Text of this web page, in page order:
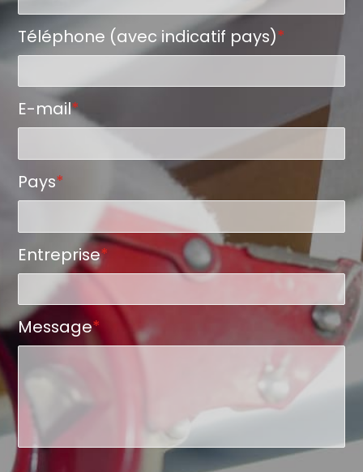
Téléphone (avec indicatif pays)*
E-mail*
Pays*
Entreprise*
Message*